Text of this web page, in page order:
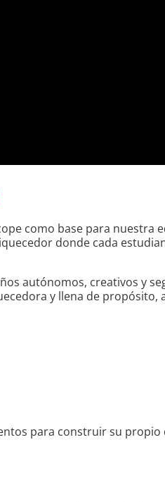
como base para
donde cada
autónomos, creativos y
y llena de
para construir su